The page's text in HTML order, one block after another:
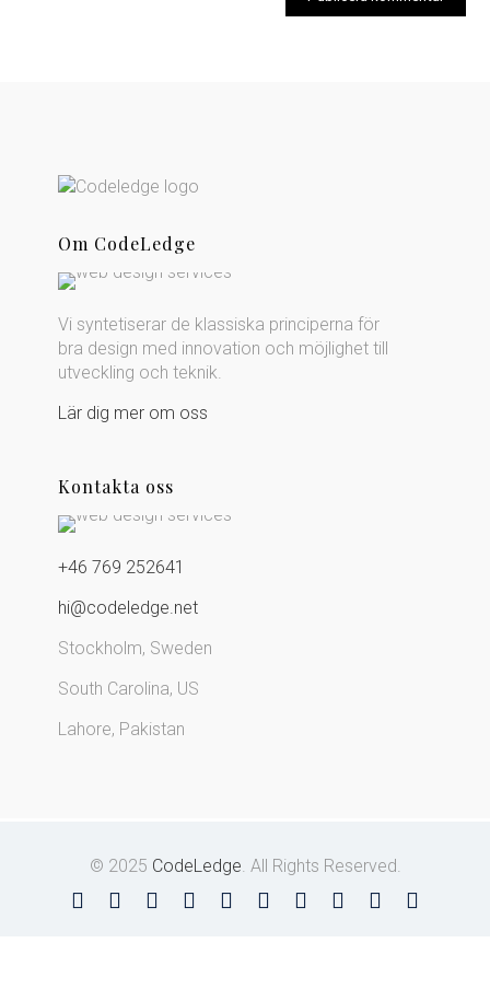
Om CodeLedge
Vi syntetiserar de klassiska principerna för
bra design med innovation och möjlighet till
utveckling och teknik.
Lär dig mer om oss
Kontakta oss
+46 769 252641
hi@codeledge.net
Stockholm, Sweden
South Carolina, US
Lahore, Pakistan
© 2025 CodeLedge . All Rights Reserved.